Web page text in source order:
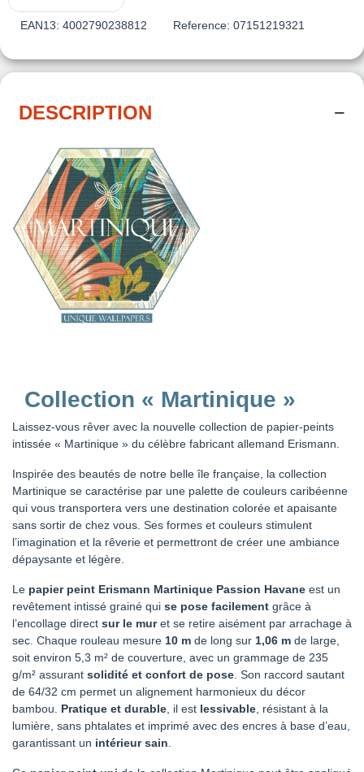
EAN13: 4002790238812 Reference: 07151219321
DESCRIPTION
Collection « Martinique »
Laissez-vous rêver avec la nouvelle collection de papier-peints
intissée « Martinique » du célèbre fabricant allemand Erismann.
Inspirée des beautés de notre belle île française, la collection
Martinique se caractérise par une palette de couleurs caribéenne
qui vous transportera vers une destination colorée et apaisante
sans sortir de chez vous. Ses formes et couleurs stimulent
l’imagination et la rêverie et permettront de créer une ambiance
dépaysante et légère.
Le papier peint Erismann Martinique Passion Havane est un
revêtement intissé grainé qui se pose facilement grâce à
l’encollage direct sur le muret se retire aisément par arrachage à
sec. Chaque rouleau mesure 10 m de long sur 1,06 m de large,
soit environ 5,3 m² de couverture, avec un grammage de 235
g/m² assurant solidité et confort de pose . Son raccord sautant
de 64/32 cm permet un alignement harmonieux du décor
bambou. Pratique et durable , il est lessivable , résistant à la
lumière, sans phtalates et imprimé avec des encres à base d’eau,
garantissant un intérieur sain